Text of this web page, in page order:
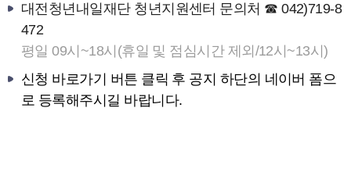
대전청년내일재단 청년지원센터 문의처 ☎ 042)719-8
472
평일 09시~18시(휴일 및 점심시간 제외/12시~13시)
신청 바로가기 버튼 클릭 후 공지 하단의 네이버 폼으
로 등록해주시길 바랍니다.